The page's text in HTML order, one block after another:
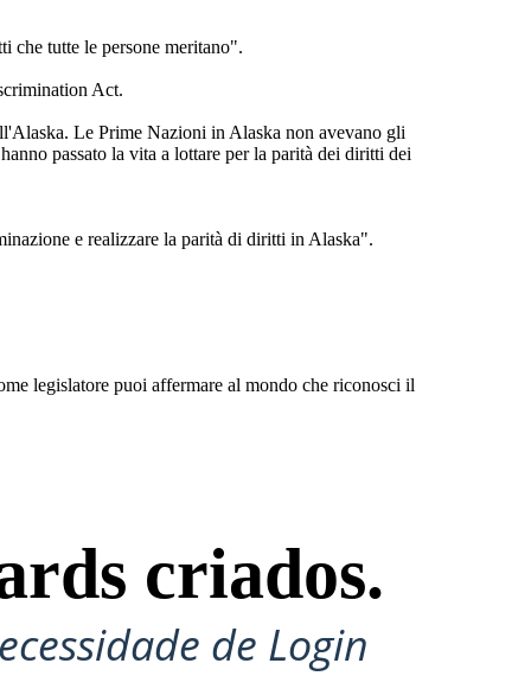
che tutte le persone meritano".
Act.
Le Prime Nazioni in Alaska non avevano gli
passato la vita a lottare per la parità dei diritti dei
e realizzare la parità di diritti in Alaska".
legislatore puoi affermare al mondo che riconosci il
criados.
de Login